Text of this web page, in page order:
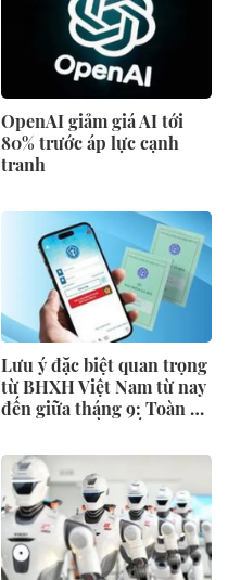
OpenAI giảm giá AI tới
80% trước áp lực cạnh
tranh
Lưu ý đặc biệt quan trọng
từ BHXH Việt Nam từ nay
đến giữa tháng 9: Toàn bộ